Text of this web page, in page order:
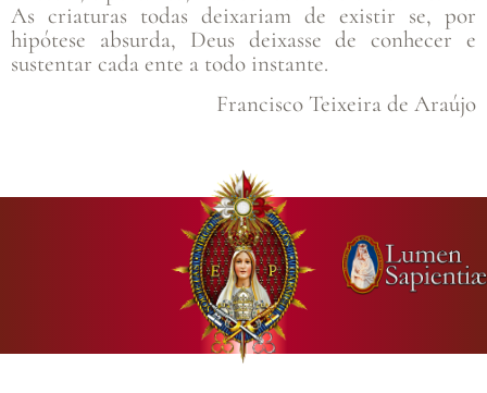
As criaturas todas deixariam de existir se, por
hipótese absurda, Deus deixasse de conhecer e
sustentar cada ente a todo instante.
Francisco Teixeira de Araújo